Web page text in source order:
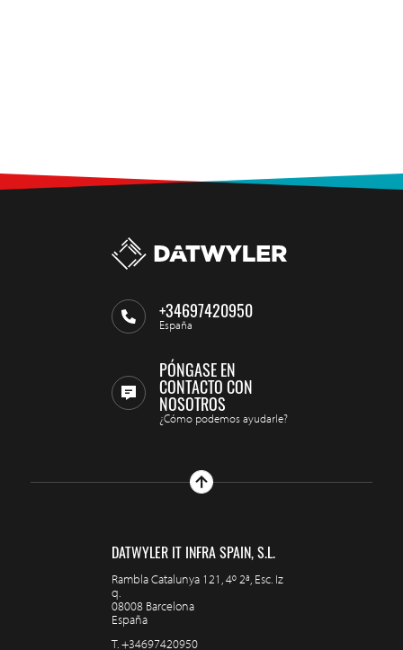
+34697420950
España
PÓNGASE EN
CONTACTO CON
NOSOTROS
¿Cómo podemos ayudarle?
DATWYLER IT INFRA SPAIN, S.L.
Rambla Catalunya 121, 4º 2ª, Esc. Iz
q.
08008 Barcelona
España
T.+34697420950